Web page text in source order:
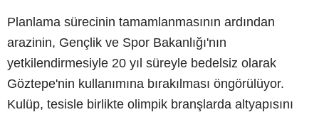
Planlama sürecinin tamamlanmasının ardından
arazinin, Gençlik ve Spor Bakanlığı'nın
yetkilendirmesiyle 20 yıl süreyle bedelsiz olarak
Göztepe'nin kullanımına bırakılması öngörülüyor.
Kulüp, tesisle birlikte olimpik branşlarda altyapısını